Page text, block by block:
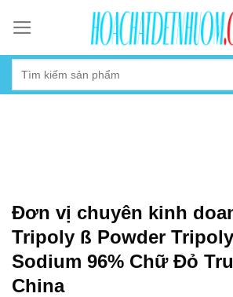
content
Đơn vị chuyên kinh
Tripoly ß Powder
Sodium 96% Chữ Đỏ
China